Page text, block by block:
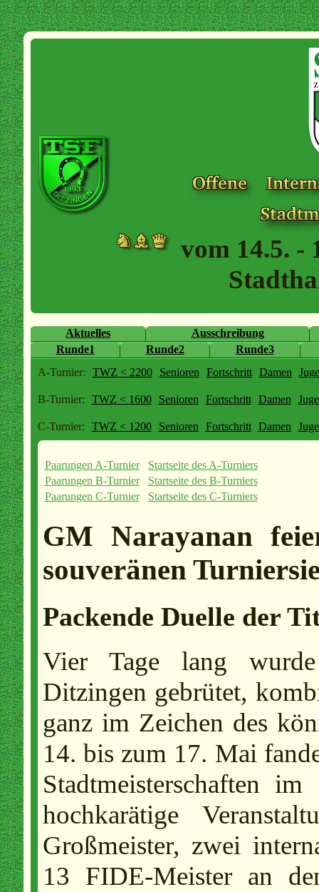
vom 14.5. -
Aktuelles
Ausschreibung
Runde1
Runde2
Runde3
A-Turnier:
TWZ < 2200 Senioren Fortschritt Damen
B-Turnier: TWZ < 1600 Senioren Fortschritt Damen
C-Turnier: TWZ < 1200 Senioren Fortschritt Damen
Paarungen A-Turnier
Startseite des A-Turniers
Paarungen B-Turnier
Startseite des B-Turniers
Paarungen C-Turnier
Startseite des C-Turniers
GM Narayanan
souveränen
Packende Duelle der
Vier Tage lang
Ditzingen gebrütet,
ganz im Zeichen des
14. bis zum 17. Mai
Stadtmeisterschaften
hochkarätige
Großmeister, zwei
13 FIDE-Meister an